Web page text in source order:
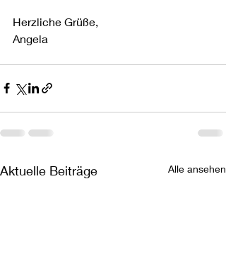
Herzliche Grüße,
Angela
Aktuelle Beiträge Alle ansehen